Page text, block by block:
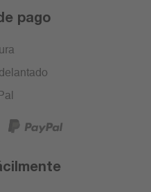
pago